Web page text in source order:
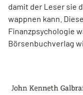
damit der Leser sie
wappnen kann.
Finanzpsychologie
Börsenbuchverlag